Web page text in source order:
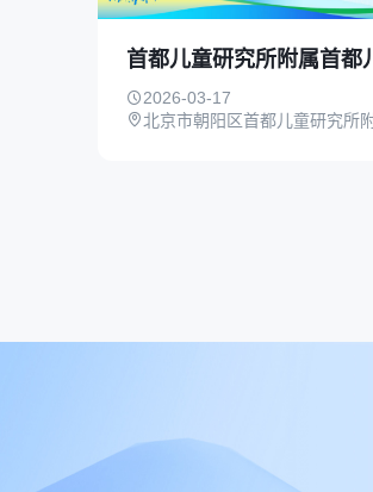
首都儿童研究所附属首都
2026-03-17